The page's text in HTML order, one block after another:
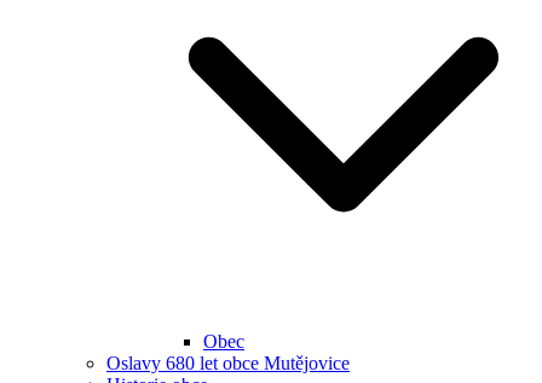
Obec
Oslavy 680 let obce Mutějovice